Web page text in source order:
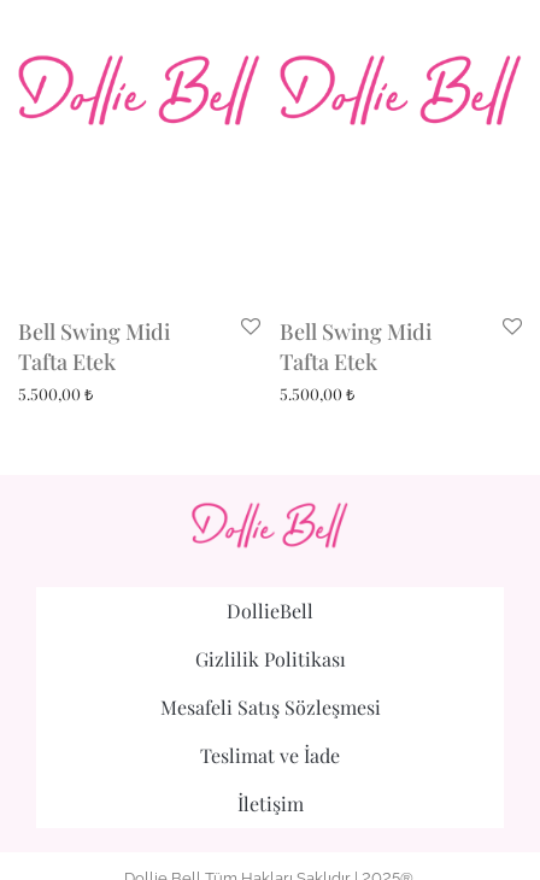
Bell Swing Midi
Tafta Etek
5.500,00₺
Bell Swing Midi
Tafta Etek
5.500,00₺
DollieBell
Gizlilik Politikası
Mesafeli Satış Sözleşmesi
Teslimat ve İade
İletişim